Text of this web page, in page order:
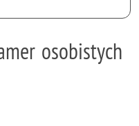
osobistych